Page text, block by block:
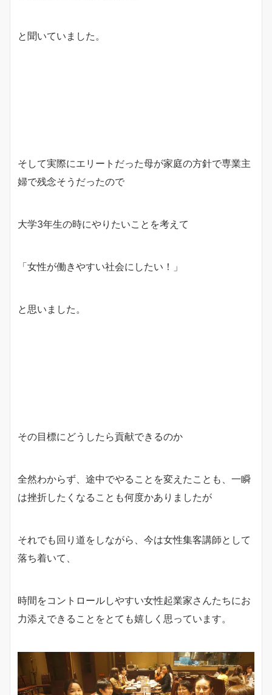
と聞いていました。
そして実際にエリートだった母が家庭の方針で専業主
婦で残念そうだったので
大学3年生の時にやりたいことを考えて
「女性が働きやすい社会にしたい！」
と思いました。
その目標にどうしたら貢献できるのか
全然わからず、途中でやることを変えたことも、一瞬
は挫折したくなることも何度かありましたが
それでも回り道をしながら、今は女性集客講師として
落ち着いて、
時間をコントロールしやすい女性起業家さんたちにお
力添えできることをとても嬉しく思っています。